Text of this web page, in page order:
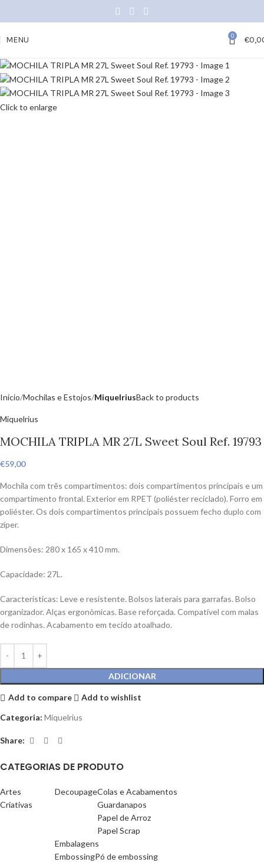
MENU 0 €
Click to enlarge
Início Mochilas e Estojos MiquelriusBack to products
Miquelrius
MOCHILA TRIPLA MR 27L Sweet Soul Ref. 19793
€59,00
Mochila com três compartimentos: dois compartimentos principais e um
compartimento frontal. Exterior em RPET (poliéster reciclado). Forro em
poliéster. Os dois compartimentos principais possuem fecho duplo com
zíper.
Dimensões: 280 x 165 x 410 mm.
Capacidade: 27L.
Características: Leve e resistente. Bolsos laterais para garrafas. Bolso
organizador. Alças ergonômicas. Base reforçada. Compatível com malas
de rodinhas. Acabamento em tecido atoalhado.
ADICIONAR
Add to compare
Add to wishlist
Categoria: Miquelrius
Share:
CATEGORIAS DE PRODUTO
Artes
Criativas
DecoupageColas e Acabamentos
Guardanapos
Papel de Arroz
Papel Scrap
Embalagens
EmbossingPó de embossing